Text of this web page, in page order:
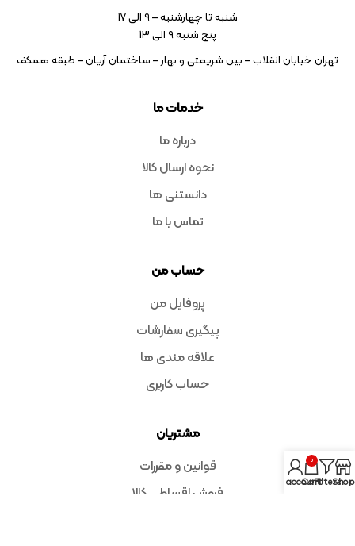
خدمات ما
درباره ما
نحوه ارسال کالا
دانستنی ها
تماس با ما
حساب من
پروفایل من
پیگیری سفارشات
علاقه مندی ها
حساب کاربری
مشتریان
قوانین و مقررات
فروش اقساطی کالا
شنبه تا چهارشنبه – ۹ الی 17
پنج شنبه ۹ الی 13
تهران خیابان انقلاب – بین شریعتی و بهار – ساختمان آریان – طبقه همکف
Shop
Filters
0
Cart
My account